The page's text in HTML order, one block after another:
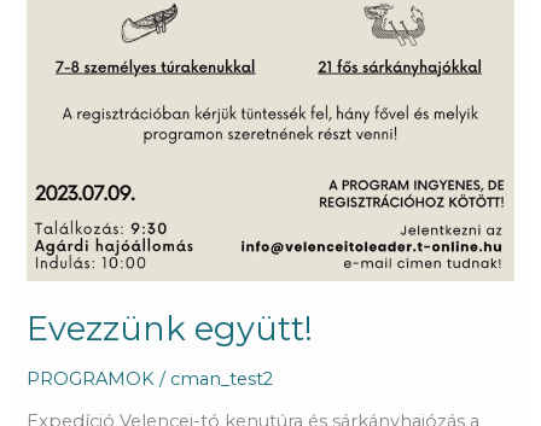
Evezzünk együtt!
PROGRAMOK / cman_test2